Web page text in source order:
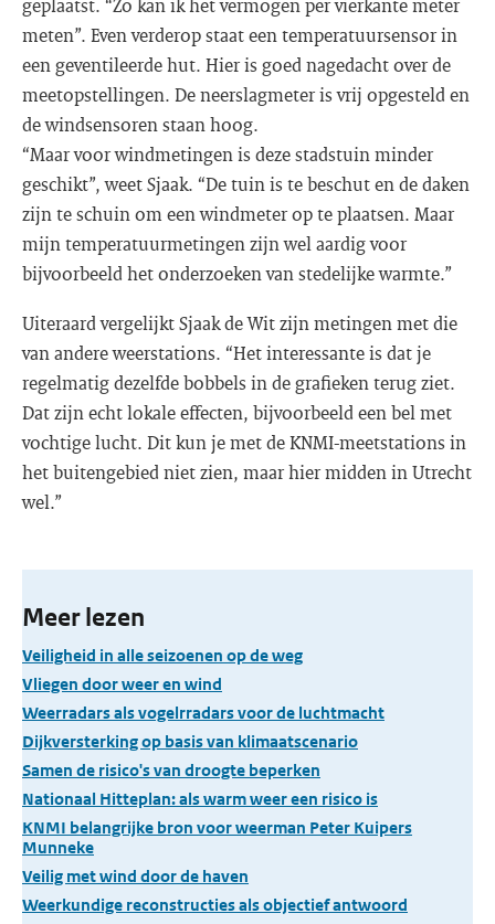
geplaatst. “Zo kan ik het vermogen per vierkante meter
meten”. Even verderop staat een temperatuursensor in
een geventileerde hut. Hier is goed nagedacht over de
meetopstellingen. De neerslagmeter is vrij opgesteld en
de windsensoren staan hoog.
“Maar voor windmetingen is deze stadstuin minder
geschikt”, weet Sjaak. “De tuin is te beschut en de daken
zijn te schuin om een windmeter op te plaatsen. Maar
mijn temperatuurmetingen zijn wel aardig voor
bijvoorbeeld het onderzoeken van stedelijke warmte.”
Uiteraard vergelijkt Sjaak de Wit zijn metingen met die
van andere weerstations. “Het interessante is dat je
regelmatig dezelfde bobbels in de grafieken terug ziet.
Dat zijn echt lokale effecten, bijvoorbeeld een bel met
vochtige lucht. Dit kun je met de KNMI-meetstations in
het buitengebied niet zien, maar hier midden in Utrecht
wel.”
Meer lezen
Veiligheid in alle seizoenen op de weg
Vliegen door weer en wind
Weerradars als vogelrradars voor de luchtmacht
Dijkversterking op basis van klimaatscenario
Samen de risico's van droogte beperken
Nationaal Hitteplan: als warm weer een risico is
KNMI belangrijke bron voor weerman Peter Kuipers
Munneke
Veilig met wind door de haven
Weerkundige reconstructies als objectief antwoord